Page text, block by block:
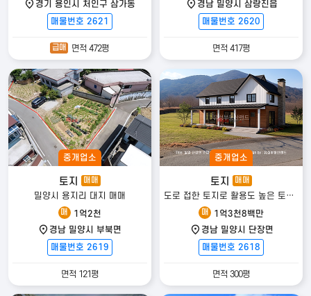
경기 용인시 처인구 삼가동
매물번호 2621
급매 면적 472평
경남 밀양시 삼랑진읍
매물번호 2620
면적 417평
중개업소
토지 매매
밀양시 용지리 대지 매매
매 1억2천
경남 밀양시 부북면
매물번호 2619
면적 121평
중개업소
토지 매매
도로 접한 토지로 활용도 높은 토지 매매
매
1억3천8백만
경남 밀양시 단장면
매물번호 2618
면적 300평